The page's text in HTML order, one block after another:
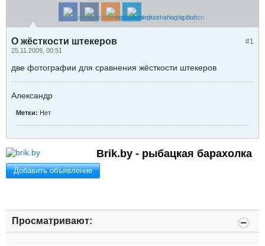
#1
О жёсткости штекеров
25.11.2009, 00:51
две фотографии для сравнения жёсткости штекеров
Александр
Метки: Нет
Brik.by - рыбацкая барахолка
Добавить объявление
Просматривают: